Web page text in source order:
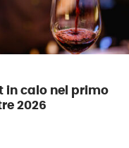
in calo nel primo
2026